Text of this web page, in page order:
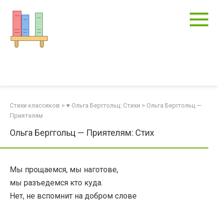
контенту
Стихи классиков > ♥ Ольга Берггольц: Стихи > Ольга Берггольц —
Приятелям
Ольга Берггольц — Приятелям: Стих
Мы прощаемся, мы наготове,
мы разъедемся кто куда.
Нет, не вспомнит на добром слове